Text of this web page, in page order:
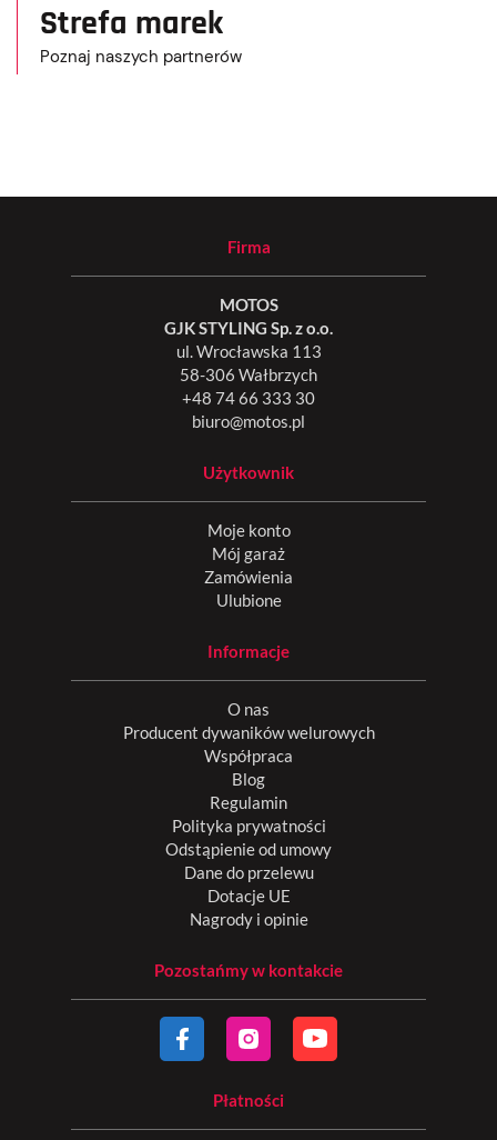
Strefa marek
Poznaj naszych partnerów
Firma
MOTOS
GJK STYLING Sp. z o.o.
ul. Wrocławska 113
58-306 Wałbrzych
+48 74 66 333 30
biuro@motos.pl
Użytkownik
Moje konto
Mój garaż
Zamówienia
Ulubione
Informacje
O nas
Producent dywaników welurowych
Współpraca
Blog
Regulamin
Polityka prywatności
Odstąpienie od umowy
Dane do przelewu
Dotacje UE
Nagrody i opinie
Pozostańmy w kontakcie
Płatności